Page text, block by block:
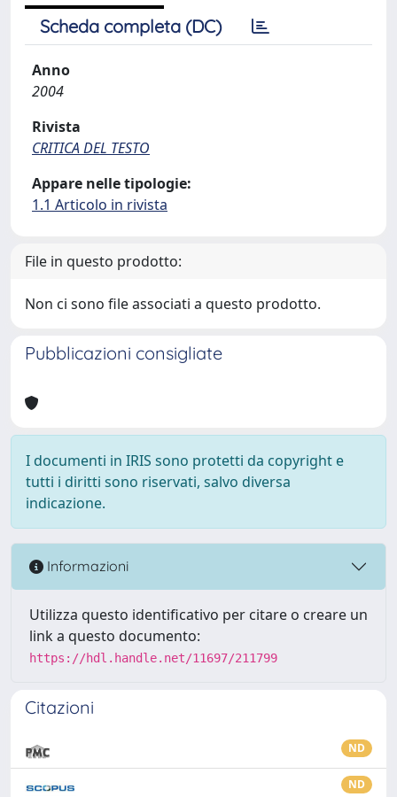
Scheda completa (DC)
Anno
2004
Rivista
CRITICA DEL TESTO
Appare nelle tipologie:
1.1 Articolo in rivista
File in questo prodotto:
Non ci sono file associati a questo prodotto.
Pubblicazioni consigliate
I documenti in IRIS sono protetti da copyright e
tutti i diritti sono riservati, salvo diversa
indicazione.
Informazioni
Utilizza questo identificativo per citare o creare un
link a questo documento:
https://hdl.handle.net/11697/211799
Citazioni
ND
ND